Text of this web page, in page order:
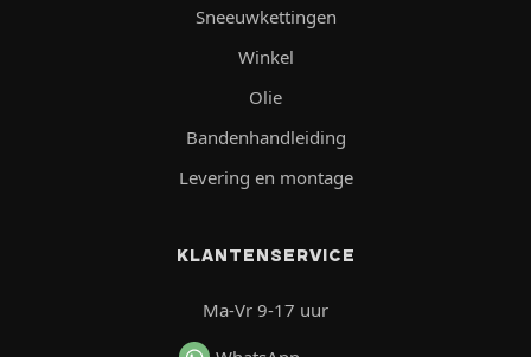
Sneeuwkettingen
Winkel
Olie
Bandenhandleiding
Levering en montage
KLANTENSERVICE
Ma-Vr 9-17 uur